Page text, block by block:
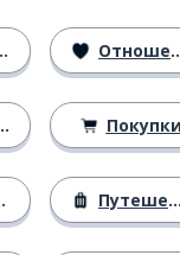
Отношения
Путешествия